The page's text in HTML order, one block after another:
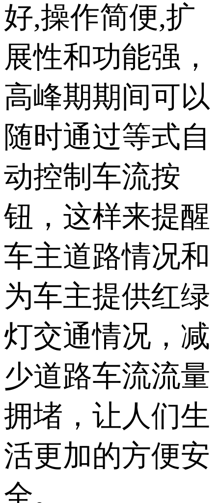
好,操作简便,扩
展性和功能强，
高峰期期间可以
随时通过等式自
动控制车流按
钮，这样来提醒
车主道路情况和
为车主提供红绿
灯交通情况，减
少道路车流流量
拥堵，让人们生
活更加的方便安
全。